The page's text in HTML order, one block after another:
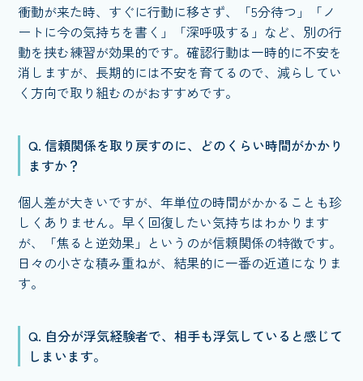
衝動が来た時、すぐに行動に移さず、「5分待つ」「ノ
ートに今の気持ちを書く」「深呼吸する」など、別の行
動を挟む練習が効果的です。確認行動は一時的に不安を
消しますが、長期的には不安を育てるので、減らしてい
く方向で取り組むのがおすすめです。
Q. 信頼関係を取り戻すのに、どのくらい時間がかかり
ますか？
個人差が大きいですが、年単位の時間がかかることも珍
しくありません。早く回復したい気持ちはわかります
が、「焦ると逆効果」というのが信頼関係の特徴です。
日々の小さな積み重ねが、結果的に一番の近道になりま
す。
Q. 自分が浮気経験者で、相手も浮気していると感じて
しまいます。